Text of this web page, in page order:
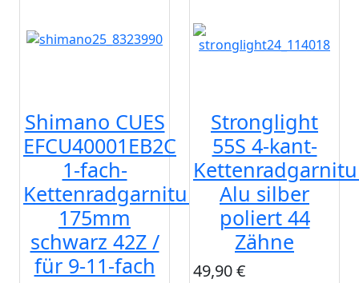
Shimano CUES
EFCU40001EB2C
1-fach-
Kettenradgarnitur
175mm
schwarz 42Z /
für 9-11-fach
Stronglight
55S 4-kant-
Alu silber
poliert 44
Zähne
49,90 €